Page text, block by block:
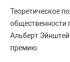
Теоретическое
общественности
Альберт
премию.